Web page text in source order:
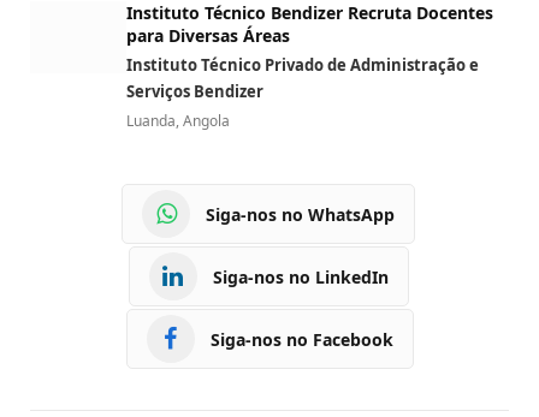
Instituto Técnico Bendizer Recruta Docentes
para Diversas Áreas
Instituto Técnico Privado de Administração e
Serviços Bendizer
Luanda, Angola
Siga-nos no WhatsApp
Siga-nos no LinkedIn
Siga-nos no Facebook